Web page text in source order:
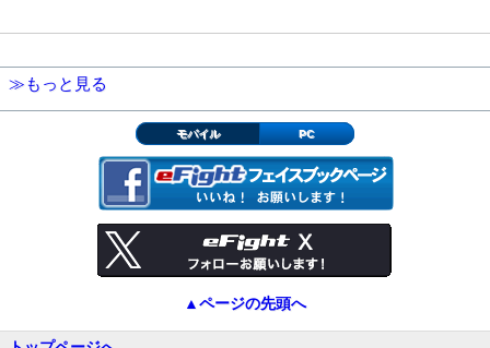
≫もっと見る
モバイル PC
▲ページの先頭へ